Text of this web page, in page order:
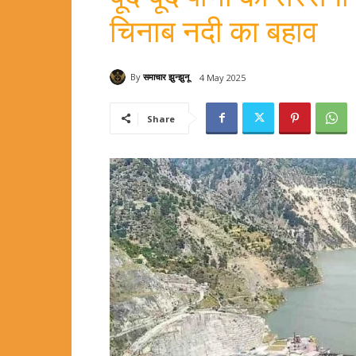
चिनाब नदी का बहाव
By समाचार झुन्झुनू 4 May 2025
Share